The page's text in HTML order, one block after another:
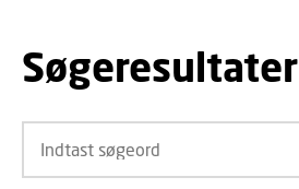
Søgeresultater